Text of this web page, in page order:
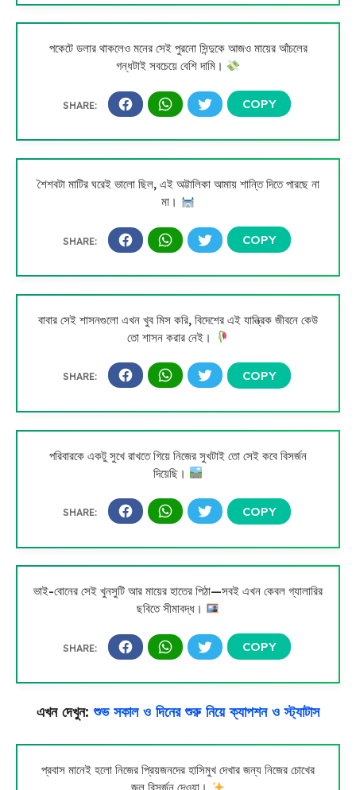
পকেটে ডলার থাকলেও মনের সেই পুরনো সিন্দুকে আজও মায়ের আঁচলের
গন্ধটাই সবচেয়ে বেশি দামি।
শৈশবটা মাটির ঘরেই ভালো ছিল, এই অট্টালিকা আমায় শান্তি দিতে পারছে না
মা।
বাবার সেই শাসনগুলো এখন খুব মিস করি, বিদেশের এই যান্ত্রিক জীবনে কেউ
তো শাসন করার নেই।
পরিবারকে একটু সুখে রাখতে গিয়ে নিজের সুখটাই তো সেই কবে বিসর্জন
দিয়েছি।
ভাই-বোনের সেই খুনসুটি আর মায়ের হাতের পিঠা—সবই এখন কেবল গ্যালারির
ছবিতে সীমাবদ্ধ।
এখন দেখুন:শুভ সকাল ও দিনের শুরু নিয়ে ক্যাপশন ও স্ট্যাটাস
প্রবাস মানেই হলো নিজের প্রিয়জনদের হাসিমুখ দেখার জন্য নিজের চোখের